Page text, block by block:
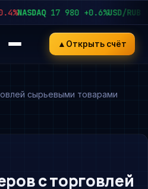
NASDAQ 17 980 +0.6%USD/RUB
▲ Открыть счёт
сырьевыми товарами
с торговлей